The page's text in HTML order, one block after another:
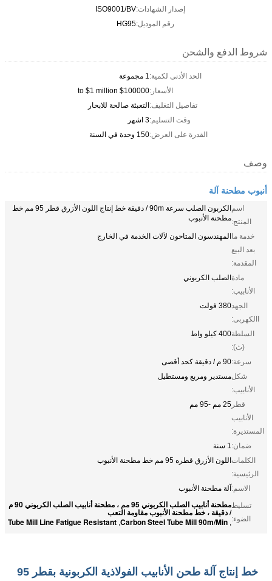
إصدار الشهادات:ISO9001/BV
رقم الموديل:HG95
شروط الدفع والشحن
الحد الأدنى لكمية:1 مجموعة
الأسعار:$100000 to $1 million
تفاصيل التغليف:التعبئة صالحة للابحار
وقت التسليم:3 اشهر
القدرة على العرض:150 وحدة في السنة
وصف
أنبوب مطحنة آلة
اسم
المنتج:
الكربون الصلب سرعة 90m / دقيقة خط إنتاج اللون الأزرق قطر 95 مم خط
مطحنة الأنبوب
خدمة ما
بعد البيع
المقدمة:
المهندسون المتاحون لآلات الخدمة في الخارج
مادة
الأنابيب:
الصلب الكربوني
الجهد
االكهربى:
380 فولت
السلطة
(ث):
400 كيلو واط
سرعة:90 م / دقيقة كحد أقصى
شكل
الأنابيب:
مستدير ومربع ومستطيل
قطر
الأنابيب
المستديرة:
25 مم -95 مم
ضمان:1 سنة
الكلمات
الرئيسية:
اللون الأزرق قطره 95 مم خط مطحنة الأنبوب
الاسم:آلة مطحنة الأنبوب
تسليط
الضوء:
مطحنة أنابيب الصلب الكربوني 95 مم ، مطحنة أنابيب الصلب الكربوني 90 م
/ دقيقة ، خط مطحنة الأنبوب مقاومة التعب
,
Carbon Steel Tube Mill 90m/Min
,
Tube Mill Line Fatigue Resistant
خط إنتاج آلة طحن الأنابيب الفولاذية الكربونية بقطر 95